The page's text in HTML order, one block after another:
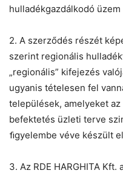
hulladékgazdálkodó üzem
2. A szerződés részét
szerint regionális
„regionális” kifejezés
ugyanis tételesen fel
települések, amelyeket
befektetés üzleti terve
ﬁgyelembe véve készült
3. Az RDE HARGHITA